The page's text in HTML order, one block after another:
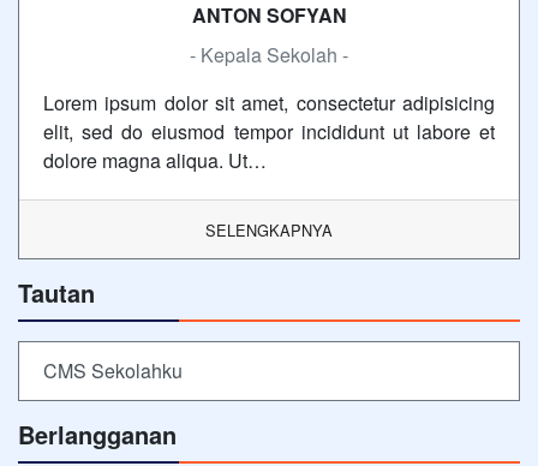
ANTON SOFYAN
- Kepala Sekolah -
Lorem ipsum dolor sit amet, consectetur adipisicing
elit, sed do eiusmod tempor incididunt ut labore et
dolore magna aliqua. Ut…
SELENGKAPNYA
Tautan
CMS Sekolahku
Berlangganan